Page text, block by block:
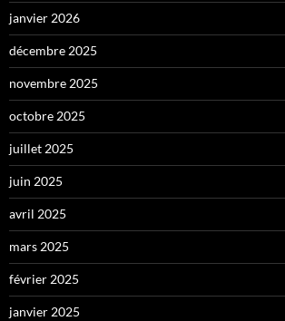
janvier 2026
décembre 2025
novembre 2025
octobre 2025
juillet 2025
juin 2025
avril 2025
mars 2025
février 2025
janvier 2025